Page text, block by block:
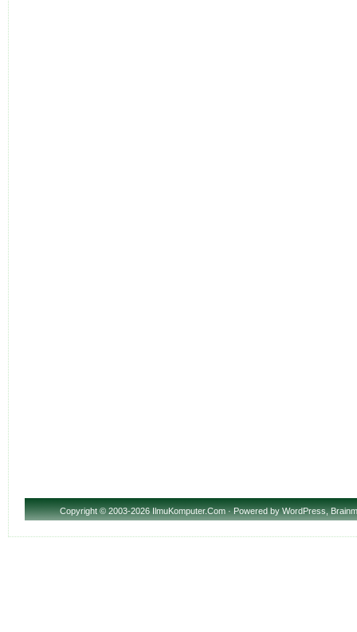
Copyright© 2003-2026 IlmuKomputer.Com · Powered byWordPress,